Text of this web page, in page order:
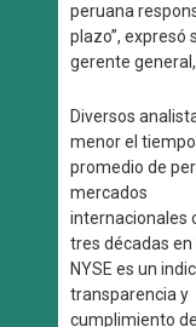
peruana
plazo”, expresó
gerente
Diversos
menor el tiempo
promedio de
mercados
internacionales
tres décadas en
NYSE es un
transparencia y
cumplimiento